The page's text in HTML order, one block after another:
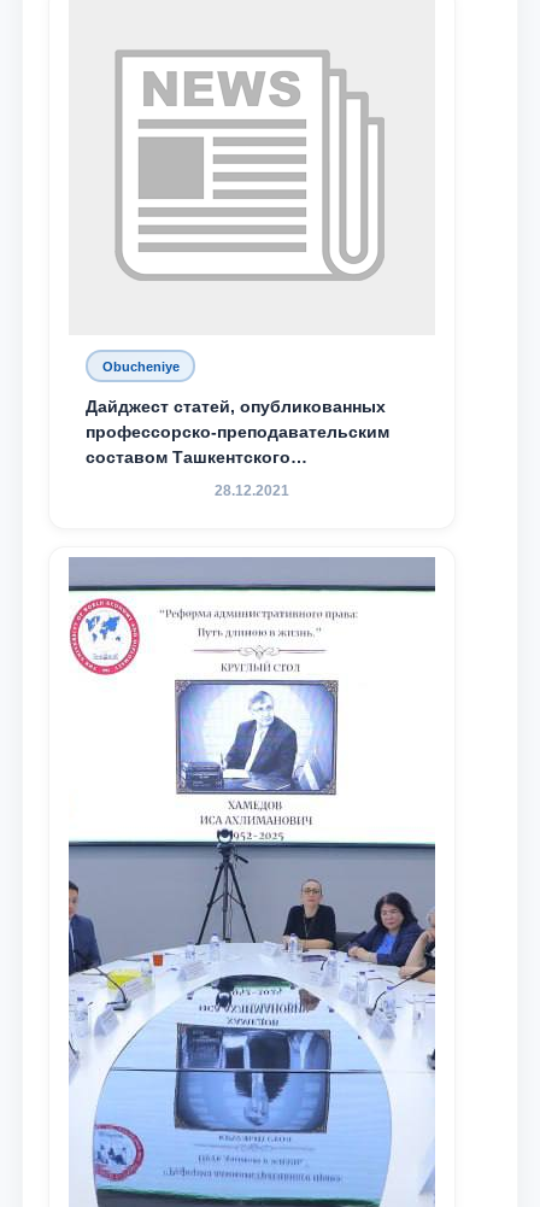
Obucheniye
Дайджест статей, опубликованных
профессорско-преподавательским
составом Ташкентского
государственного юридического
доведения до международного
сообщества результатов реформ и
исследований в сфере
противодействия коррупции
28.12.2021